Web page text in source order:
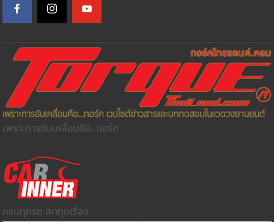
เพราะการขับเคลื่อนคือ...ทอร์ค
ครบทุกรถ สดทุกเรื่อง